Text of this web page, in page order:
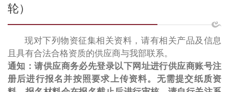
轮）
现对下列物资征集相关资料，请有相关产品及信息
且具有合法合格资质的供应商与我部联系。
通知：请供应商务必先登录以下网址进行供应商账号注
册后进行报名并按照要求上传资料。无需提交纸质资